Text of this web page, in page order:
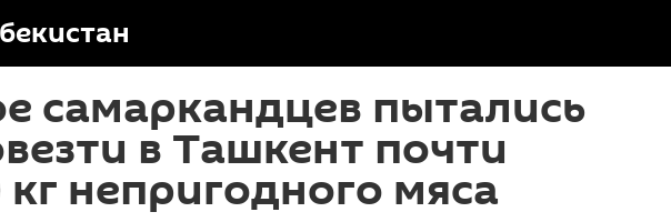
самаркандцев пытались
в Ташкент почти
непригодного мяса